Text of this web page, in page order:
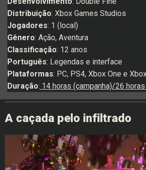
Distribuição: Xbox Games Studios
Jogadores: 1 (local)
Gênero: Ação, Aventura
Classificação: 12 anos
Português: Legendas e interface
Plataformas: PC, PS4, Xbox One e
Duração: 14 horas (campanha)/26
A caçada pelo infiltrado